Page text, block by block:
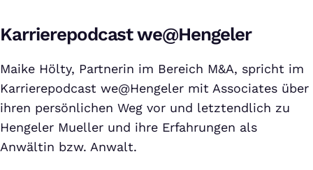
Karrierepodcast we@Hengeler
Maike Hölty, Partnerin im Bereich M&A, spricht im
Karrierepodcast we@Hengeler mit Associates über
ihren persönlichen Weg vor und letztendlich zu
Hengeler Mueller und ihre Erfahrungen als
Anwältin bzw. Anwalt.